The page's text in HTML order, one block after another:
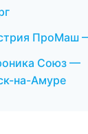
ПроМаш
Союз —
на-Амуре